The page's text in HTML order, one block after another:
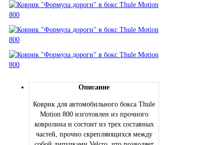
Описание
Коврик для автомобильного бокса Thule
Motion 800 изготовлен из прочного
ковролина и состоит из трех составных
частей, прочно скрепляющихся между